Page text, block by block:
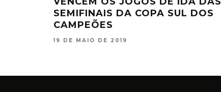
SEMIFINAIS DA COPA SUL DOS
CAMPEÕES
19 DE MAIO DE 2019